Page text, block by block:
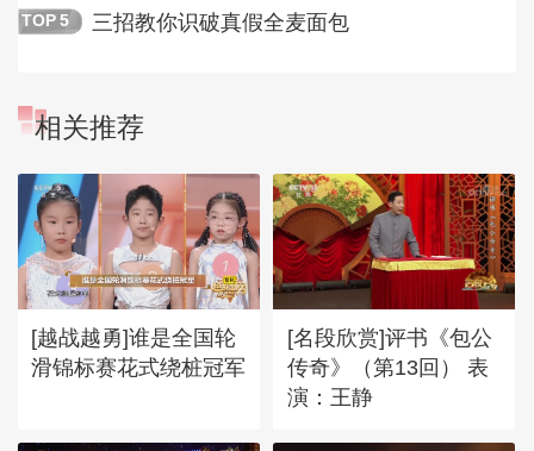
TOP 5 三招教你识破真假全麦面包
相关推荐
[越战越勇]谁是全国轮
滑锦标赛花式绕桩冠军
[名段欣赏]评书《包公
传奇》（第13回） 表
演：王静